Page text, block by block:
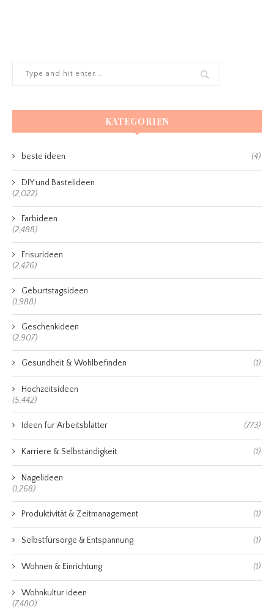
KATEGORIEN
beste ideen (4)
DIY und Bastelideen
(2,022)
Farbideen
(2,488)
Frisurideen
(2,426)
Geburtstagsideen
(1,988)
Geschenkideen
(2,907)
Gesundheit & Wohlbefinden (1)
Hochzeitsideen
(5,442)
Ideen für Arbeitsblätter (773)
Karriere & Selbständigkeit (1)
Nagelideen
(1,268)
Produktivität & Zeitmanagement (1)
Selbstfürsorge & Entspannung (1)
Wohnen & Einrichtung (1)
Wohnkultur ideen
(7,480)